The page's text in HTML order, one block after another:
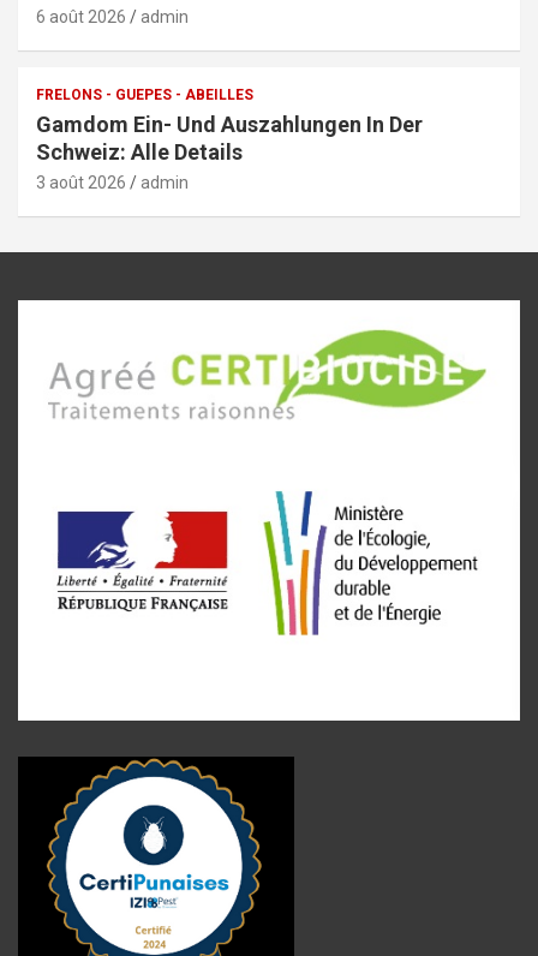
6 août 2026 admin
FRELONS - GUEPES - ABEILLES
Gamdom Ein- Und Auszahlungen In Der
Schweiz: Alle Details
3 août 2026 admin